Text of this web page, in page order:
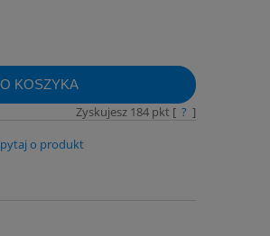
KOSZYKA
Zyskujesz 184pkt [ ? ]
o produkt